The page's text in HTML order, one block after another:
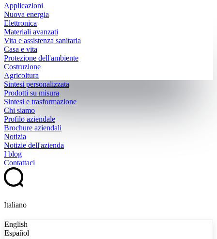
Applicazioni
Nuova energia
Elettronica
Materiali avanzati
Vita e assistenza sanitaria
Casa e vita
Protezione dell'ambiente
Costruzione
Agricoltura
Sintesi personalizzata
Prodotti su misura
Sintesi e trasformazione
Chi siamo
Profilo aziendale
Brochure aziendali
Notizia
Notizie dell'azienda
I blog
Contattaci
Italiano
English
Español